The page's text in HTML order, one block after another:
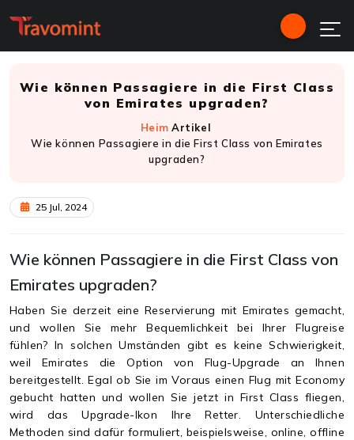
Wie können Passagiere in die First Class
von Emirates upgraden?
Heim Artikel
Wie können Passagiere in die First Class von Emirates
upgraden?
25 Jul, 2024
Wie können Passagiere in die First Class von
Emirates upgraden?
Haben Sie derzeit eine Reservierung mit Emirates gemacht,
und wollen Sie mehr Bequemlichkeit bei Ihrer Flugreise
fühlen? In solchen Umständen gibt es keine Schwierigkeit,
weil Emirates die Option von Flug-Upgrade an Ihnen
bereitgestellt. Egal ob Sie im Voraus einen Flug mit Economy
gebucht hatten und wollen Sie jetzt in First Class fliegen,
wird das Upgrade-Ikon Ihre Retter. Unterschiedliche
Methoden sind dafür formuliert, beispielsweise, online, offline